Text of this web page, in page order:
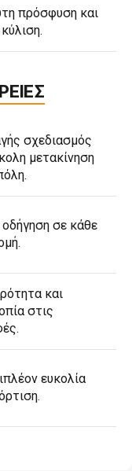
πρόσφυση και
σχεδιασμός
μετακίνηση
σε κάθε
και
στις
ευκολία